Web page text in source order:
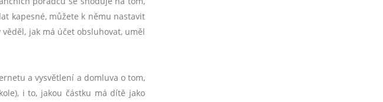
kapesné, můžete k němu nastavit
jak má účet obsluhovat, uměl
a vysvětlení a domluva o tom,
i to, jakou částku má dítě jako